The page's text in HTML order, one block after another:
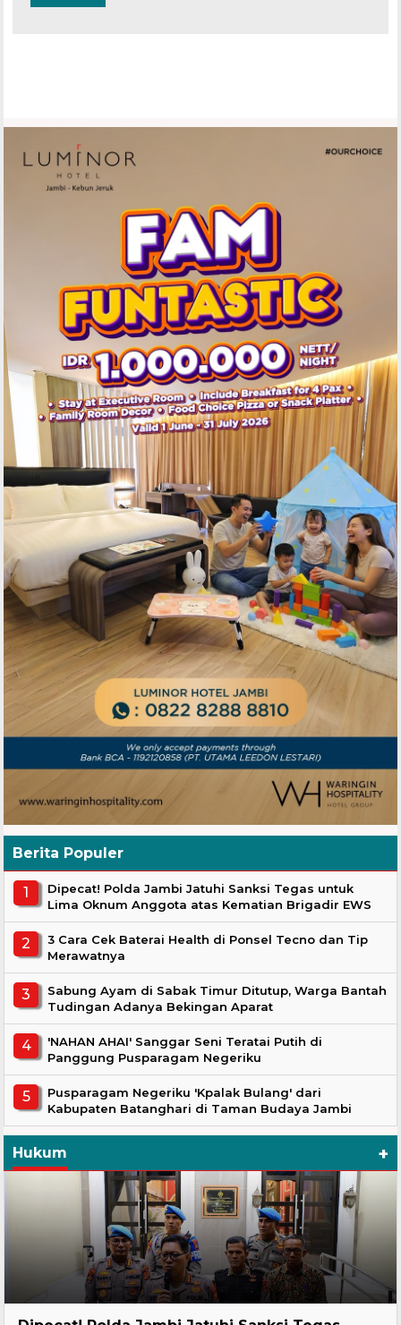
Berita Populer
Dipecat! Polda Jambi Jatuhi Sanksi Tegas untuk
Lima Oknum Anggota atas Kematian Brigadir EWS
3 Cara Cek Baterai Health di Ponsel Tecno dan Tip
Merawatnya
Sabung Ayam di Sabak Timur Ditutup, Warga Bantah
Tudingan Adanya Bekingan Aparat
'NAHAN AHAI' Sanggar Seni Teratai Putih di
Panggung Pusparagam Negeriku
Pusparagam Negeriku 'Kpalak Bulang' dari
Kabupaten Batanghari di Taman Budaya Jambi
Hukum +